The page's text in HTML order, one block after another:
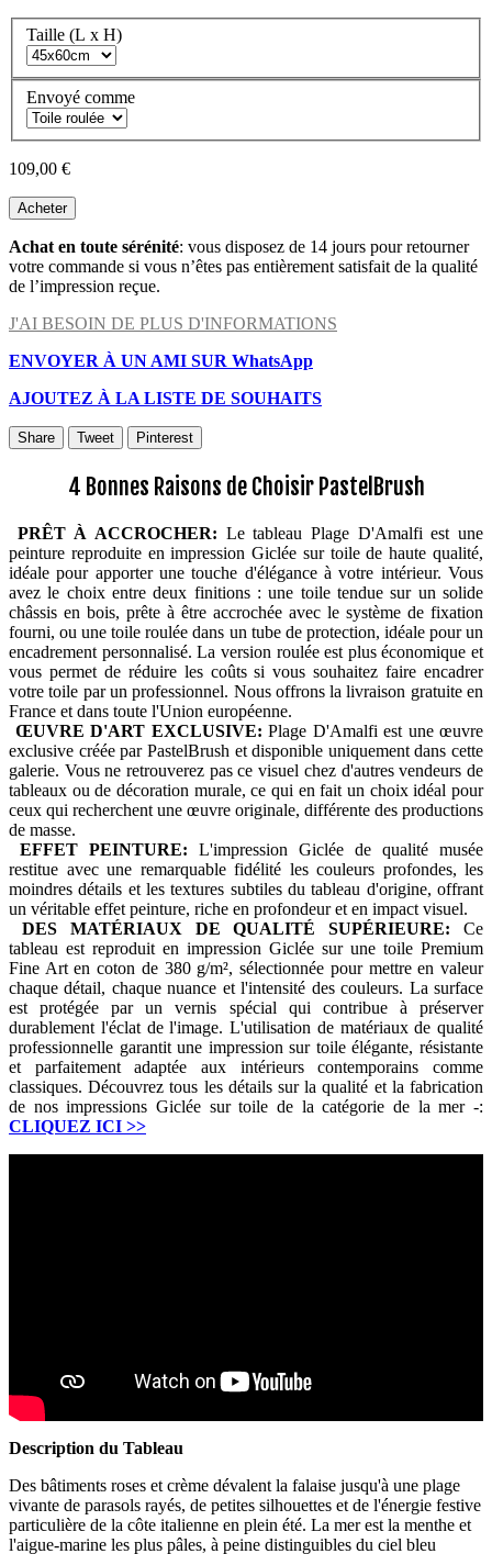
Taille (L x H)
Envoyé comme
109,00 €
Acheter
Achat en toute sérénité: vous disposez de 14 jours pour retourner
votre commande si vous n’êtes pas entièrement satisfait de la qualité
de l’impression reçue.
J'AI BESOIN DE PLUS D'INFORMATIONS
ENVOYER À UN AMI SUR WhatsApp
AJOUTEZ À LA LISTE DE SOUHAITS
Share Tweet Pinterest
4 Bonnes Raisons de Choisir PastelBrush
PRÊT À ACCROCHER: Le tableau Plage D'Amalfi est une
peinture reproduite en impression Giclée sur toile de haute qualité,
idéale pour apporter une touche d'élégance à votre intérieur. Vous
avez le choix entre deux finitions : une toile tendue sur un solide
châssis en bois, prête à être accrochée avec le système de fixation
fourni, ou une toile roulée dans un tube de protection, idéale pour un
encadrement personnalisé. La version roulée est plus économique et
vous permet de réduire les coûts si vous souhaitez faire encadrer
votre toile par un professionnel. Nous offrons la livraison gratuite en
France et dans toute l'Union européenne.
ŒUVRE D'ART EXCLUSIVE: Plage D'Amalfi est une œuvre
exclusive créée par PastelBrush et disponible uniquement dans cette
galerie. Vous ne retrouverez pas ce visuel chez d'autres vendeurs de
tableaux ou de décoration murale, ce qui en fait un choix idéal pour
ceux qui recherchent une œuvre originale, différente des productions
de masse.
EFFET PEINTURE: L'impression Giclée de qualité musée
restitue avec une remarquable fidélité les couleurs profondes, les
moindres détails et les textures subtiles du tableau d'origine, offrant
un véritable effet peinture, riche en profondeur et en impact visuel.
DES MATÉRIAUX DE QUALITÉ SUPÉRIEURE: Ce
tableau est reproduit en impression Giclée sur une toile Premium
Fine Art en coton de 380 g/m², sélectionnée pour mettre en valeur
chaque détail, chaque nuance et l'intensité des couleurs. La surface
est protégée par un vernis spécial qui contribue à préserver
durablement l'éclat de l'image. L'utilisation de matériaux de qualité
professionnelle garantit une impression sur toile élégante, résistante
et parfaitement adaptée aux intérieurs contemporains comme
classiques. Découvrez tous les détails sur la qualité et la fabrication
de nos impressions Giclée sur toile de la catégorie de la mer -:
CLIQUEZ ICI >>
Description du Tableau
Des bâtiments roses et crème dévalent la falaise jusqu'à une plage
vivante de parasols rayés, de petites silhouettes et de l'énergie festive
particulière de la côte italienne en plein été. La mer est la menthe et
l'aigue-marine les plus pâles, à peine distinguibles du ciel bleu